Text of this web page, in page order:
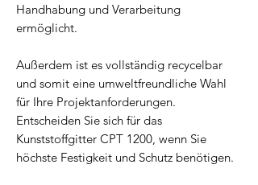
Handhabung und Verarbeitung
ermöglicht.
Außerdem ist es vollständig recycelbar
und somit eine umweltfreundliche Wahl
für Ihre Projektanforderungen.
Entscheiden Sie sich für das
Kunststoffgitter CPT 1200, wenn Sie
höchste Festigkeit und Schutz benötigen.